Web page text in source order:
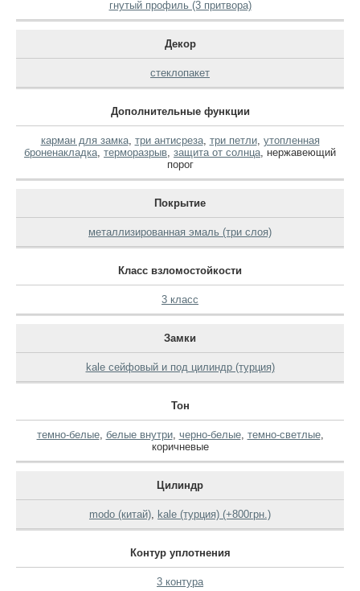
гнутый профиль (3 притвора)
Декор
стеклопакет
Дополнительные функции
карман для замка, три антисреза, три петли, утопленная
броненакладка, терморазрыв, защита от солнца, нержавеющий
порог
Покрытие
металлизированная эмаль (три слоя)
Класс взломостойкости
3 класс
Замки
kale сейфовый и под цилиндр (турция)
Тон
темно-белые, белые внутри, черно-белые, темно-светлые,
коричневые
Цилиндр
modo (китай), kale (турция) (+800грн.)
Контур уплотнения
3 контура